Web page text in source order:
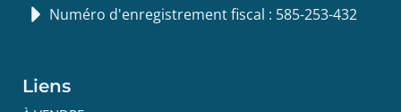
Numéro d'enregistrement fiscal : 585-253-432
Liens